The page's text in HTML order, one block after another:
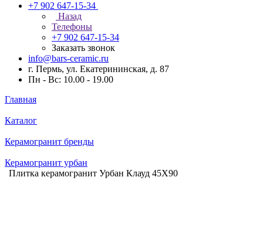
+7 902 647-15-34
Назад
Телефоны
+7 902 647-15-34
Заказать звонок
info@bars-ceramic.ru
г. Пермь, ул. Екатерининская, д. 87
Пн - Вс: 10.00 - 19.00
Главная
Каталог
Керамогранит бренды
Керамогранит урбан
Плитка керамогранит Урбан Клауд 45X90